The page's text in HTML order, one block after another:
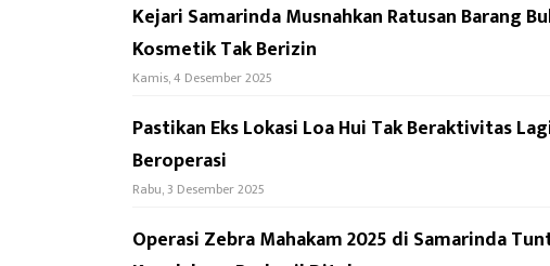
Kejari Samarinda Musnahkan Ratusan Barang
Kosmetik Tak Berizin
Kamis, 4 Desember 2025
Pastikan Eks Lokasi Loa Hui Tak Beraktivitas
Beroperasi
Rabu, 3 Desember 2025
Operasi Zebra Mahakam 2025 di Samarinda